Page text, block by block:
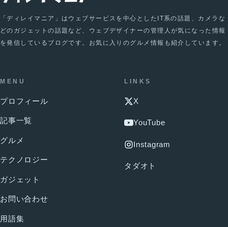
「ディレイマニア」はウェブサービスを中心としたIT系の話題、カメラな
どのガジェットの話題など、ウェブデザイナーの管理人が気になった情報
を発信しているブログです。お気に入りのグルメ情報も紹介しています。
MENU
プロフィール
記事一覧
グルメ
テクノロジー
ガジェット
お問い合わせ
用語集
LINKS
X
YouTube
Instagram
タダオト